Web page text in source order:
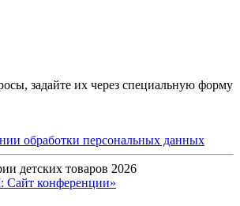
задайте их через специальную форму
обработки персональных данных
детских товаров 2026
Сайт конференции»